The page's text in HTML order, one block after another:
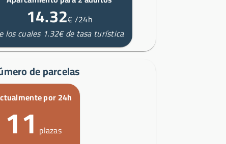
14.32€/24h
los cuales 1.32€ de tasa turística
de parcelas
por 24h
11 plazas